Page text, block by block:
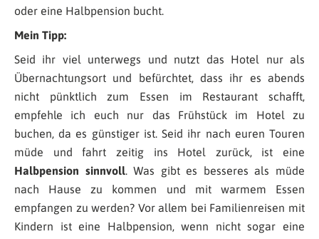
oder eine Halbpension bucht.
Mein Tipp:
Seid ihr viel unterwegs und nutzt das Hotel nur als
Übernachtungsort und befürchtet, dass ihr es abends
nicht pünktlich zum Essen im Restaurant schafft,
empfehle ich euch nur das Frühstück im Hotel zu
buchen, da es günstiger ist. Seid ihr nach euren Touren
müde und fahrt zeitig ins Hotel zurück, ist eine
Halbpension sinnvoll. Was gibt es besseres als müde
nach Hause zu kommen und mit warmem Essen
empfangen zu werden? Vor allem bei Familienreisen mit
Kindern ist eine Halbpension, wenn nicht sogar eine